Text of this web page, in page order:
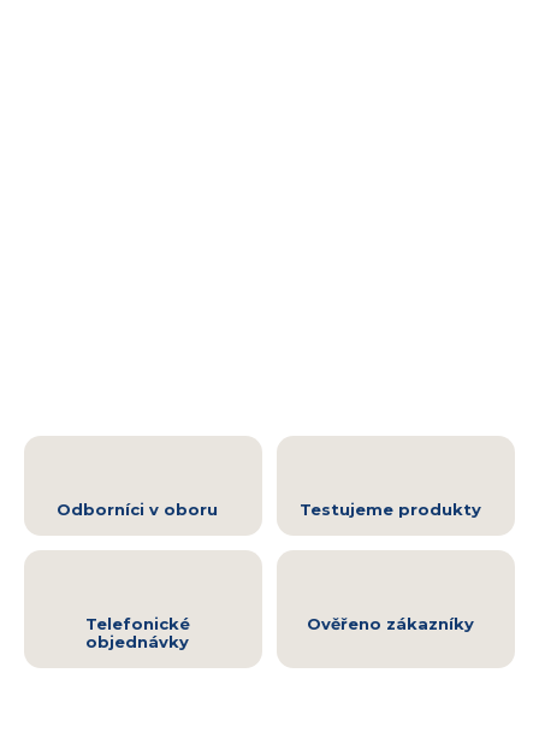
Odborníci v oboru Testujeme produkty
Telefonické
objednávky
Ověřeno zákazníky